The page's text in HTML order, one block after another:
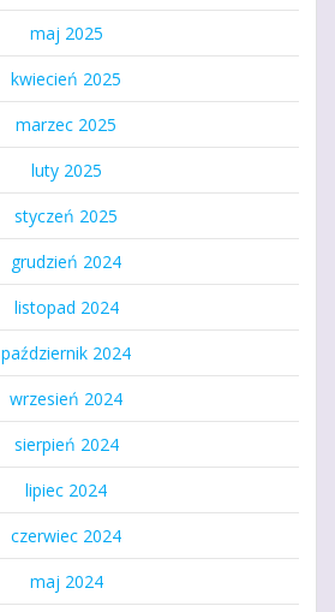
maj 2025
kwiecień 2025
marzec 2025
luty 2025
styczeń 2025
grudzień 2024
listopad 2024
październik 2024
wrzesień 2024
sierpień 2024
lipiec 2024
czerwiec 2024
maj 2024